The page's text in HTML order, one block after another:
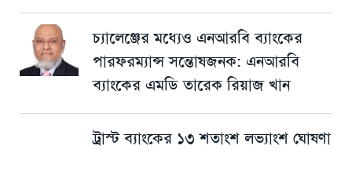
চ্যালেঞ্জের মধ্যেও এনআরবি ব্যাংকের
পারফরম্যান্স সন্তোষজনক: এনআরবি
ব্যাংকের এমডি তারেক রিয়াজ খান
ট্রাস্ট ব্যাংকের ১৩ শতাংশ লভ্যাংশ ঘোষণা